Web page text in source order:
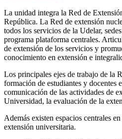
La unidad integra la Red de
República. La Red de extensión
todos los servicios de la Udelar,
programa plataforma centrales.
de extensión de los servicios y
conocimiento en extensión e
Los principales ejes de trabajo de la
formación de estudiantes y docentes
comunicación de las actividades de
Universidad, la evaluación de la
Además existen espacios centrales
extensión universitaria.